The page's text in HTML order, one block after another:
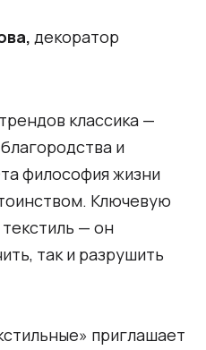
декоратор
классика —
и
философия жизни
Ключевую
— он
так и разрушить
приглашает